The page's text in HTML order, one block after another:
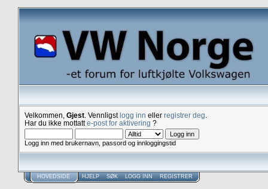
Velkommen, Gjest . Vennligstlogg inn eller registrer deg
Har du ikke mottatte-post for aktivering ?
Logg inn med brukernavn, passord og innloggingstid
HOVEDSIDE HJELP SØK LOGG INN REGISTRER